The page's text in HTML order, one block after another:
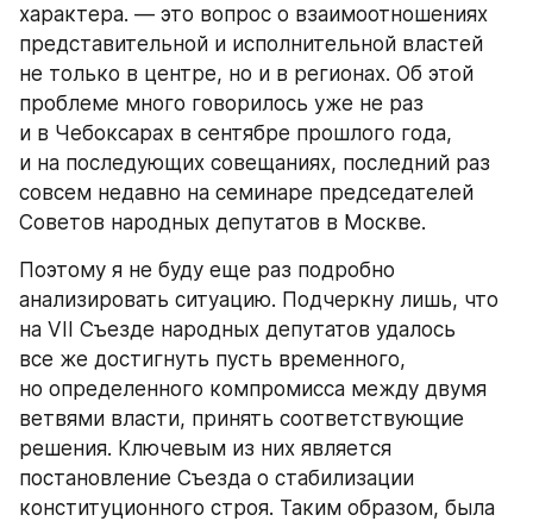
характера. — это вопрос о взаимоотношениях
представительной и исполнительной властей
не только в центре, но и в регионах. Об этой
проблеме много говорилось уже не раз
и в Чебоксарах в сентябре прошлого года,
и на последующих совещаниях, последний раз
совсем недавно на семинаре председателей
Советов народных депутатов в Москве.
Поэтому я не буду еще раз подробно
анализировать ситуацию. Подчеркну лишь, что
на VII Съезде народных депутатов удалось
все же достигнуть пусть временного,
но определенного компромисса между двумя
ветвями власти, принять соответствующие
решения. Ключевым из них является
постановление Съезда о стабилизации
конституционного строя. Таким образом, была